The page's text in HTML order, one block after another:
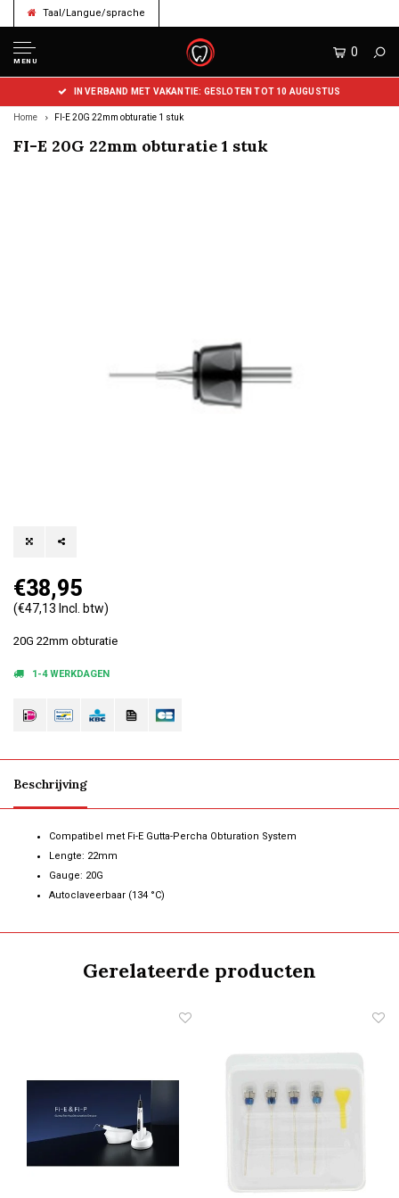
Taal/Langue/sprache
MENU
0
IN VERBAND MET VAKANTIE: GESLOTEN TOT 10 AUGUSTUS
Home FI-E 20G 22mm obturatie 1 stuk
FI-E 20G 22mm obturatie 1 stuk
€38,95
(€47,13 Incl. btw)
20G 22mm obturatie
1-4 WERKDAGEN
Beschrijving
Compatibel met Fi-E Gutta-Percha Obturation System
Lengte: 22mm
Gauge: 20G
Autoclaveerbaar (134 °C)
Gerelateerde producten